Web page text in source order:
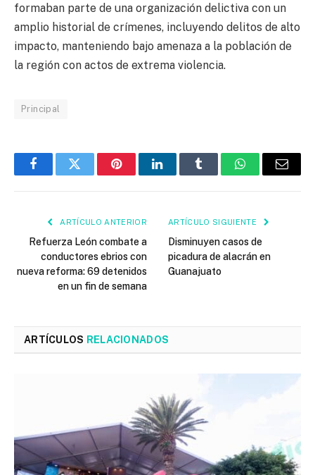
formaban parte de una organización delictiva con un
amplio historial de crímenes, incluyendo delitos de alto
impacto, manteniendo bajo amenaza a la población de
la región con actos de extrema violencia.
Principal
FacebookTwitter PinterestLinkedInTumblr WhatsAppEmail
ARTÍCULO ANTERIOR
Refuerza León combate a
conductores ebrios con
nueva reforma: 69 detenidos
en un fin de semana
ARTÍCULO SIGUIENTE
Disminuyen casos de
picadura de alacrán en
Guanajuato
ARTÍCULOS RELACIONADOS